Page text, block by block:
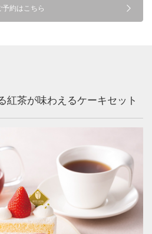
予約はこちら
紅茶が味わえるケーキセット